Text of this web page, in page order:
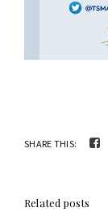
SHARE THIS:
Related posts